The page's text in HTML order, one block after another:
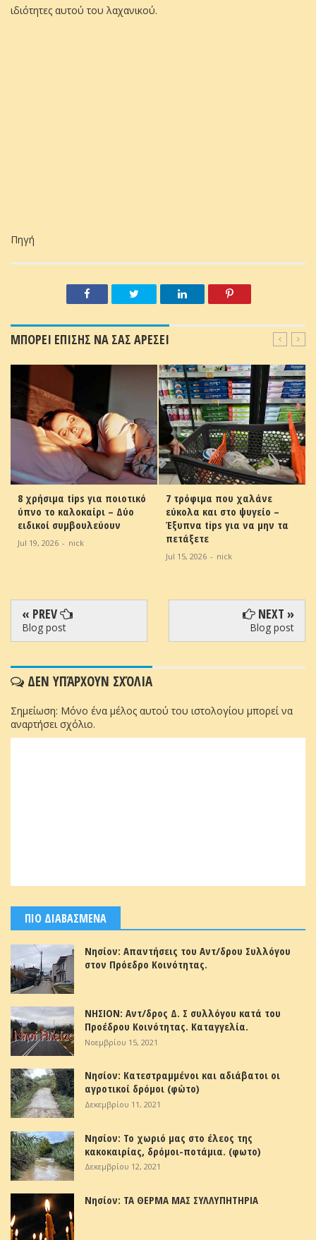
ιδιότητες αυτού του λαχανικού.
Πηγή
ΜΠΟΡΕΙ ΕΠΙΣΗΣ ΝΑ ΣΑΣ ΑΡΕΣΕΙ
8 χρήσιμα tips για ποιοτικό
ύπνο το καλοκαίρι – Δύο
ειδικοί συμβουλεύουν
Jul 19, 2026 - nick
7 τρόφιμα που χαλάνε
εύκολα και στο ψυγείο –
Έξυπνα tips για να μην τα
πετάξετε
Jul 15, 2026 - nick
« PREV
Blog post
NEXT »
Blog post
ΔΕΝ ΥΠΆΡΧΟΥΝ ΣΧΌΛΙΑ
Σημείωση: Μόνο ένα μέλος αυτού του ιστολογίου μπορεί να
αναρτήσει σχόλιο.
ΠΙΟ ΔΙΑΒΑΣΜΕΝΑ
Νησίον: Απαντήσεις του Αντ/δρου Συλλόγου
στον Πρόεδρο Κοινότητας.
ΝΗΣΙΟΝ: Αντ/δρος Δ. Σ συλλόγου κατά του
Προέδρου Κοινότητας. Καταγγελία.
Νοεμβρίου 15, 2021
Νησίον: Κατεστραμμένοι και αδιάβατοι οι
αγροτικοί δρόμοι (φώτο)
Δεκεμβρίου 11, 2021
Νησίον: Το χωριό μας στο έλεος της
κακοκαιρίας, δρόμοι-ποτάμια. (φωτο)
Δεκεμβρίου 12, 2021
Νησίον: ΤΑ ΘΕΡΜΑ ΜΑΣ ΣΥΛΛΥΠΗΤΗΡΙΑ